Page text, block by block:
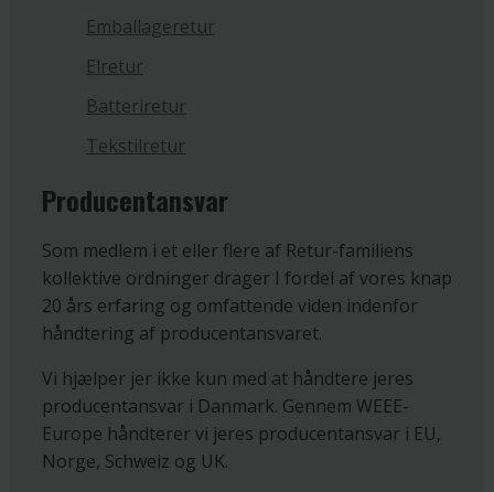
Emballageretur
Elretur
Batteriretur
Tekstilretur
Producentansvar
Som medlem i et eller flere af Retur-familiens
kollektive ordninger drager I fordel af vores knap
20 års erfaring og omfattende viden indenfor
håndtering af producentansvaret.
Vi hjælper jer ikke kun med at håndtere jeres
producentansvar i Danmark. Gennem WEEE-
Europe håndterer vi jeres producentansvar i EU,
Norge, Schweiz og UK.